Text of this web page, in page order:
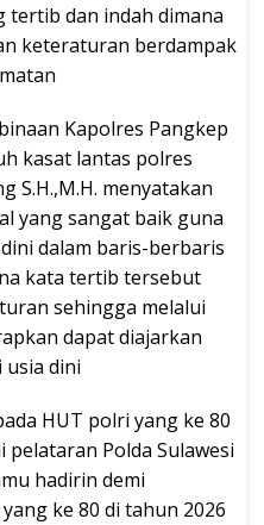
tertib dan indah dimana
keteraturan berdampak
Kapolres Pangkep
kasat lantas polres
S.H.,M.H. menyatakan
yang sangat baik guna
dalam baris-berbaris
kata tertib tersebut
sehingga melalui
dapat diajarkan
dini
HUT polri yang ke 80
Polda Sulawesi
hadirin demi
ke 80 di tahun 2026